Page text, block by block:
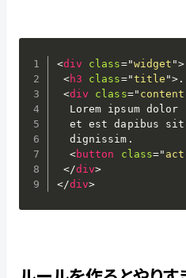
<div class="widget ">
<h3 class="title ">
<div class="
Lorem ipsum dolor
et est dapibus
  dignissim.
<button class="
</div>
</div>